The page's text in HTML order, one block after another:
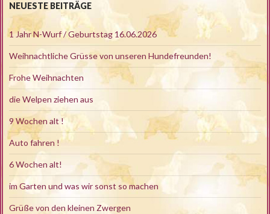
NEUESTE BEITRÄGE
1 Jahr N-Wurf / Geburtstag 16.06.2026
Weihnachtliche Grüsse von unseren Hundefreunden!
Frohe Weihnachten
die Welpen ziehen aus
9 Wochen alt !
Auto fahren !
6 Wochen alt!
im Garten und was wir sonst so machen
Grüße von den kleinen Zwergen